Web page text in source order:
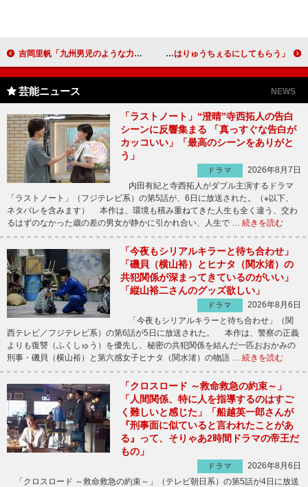
吉岡里帆「九州男児のような力強い方が好き」 バレンタインは「影武者のように知らんぷりをしようかな」 ダチョウ倶楽部、ぺこに夫婦円満の秘訣を助言 「我慢はりゅうちぇるにしてもらう」
芸能ニュース NEWS
「ラストノート」“澄晴”寺西拓人の告白
シーンに反響集まる 「真っすぐな告白が
カッコいい」「最高のシーンをありがと
う」
ドラマ
2026年8月7日
内田有紀と寺西拓人がダブル主演するドラマ
「ラストノート」（フジテレビ系）の第5話が、6日に放送された。（※以下、
ネタバレを含みます） 本作は、環境も積み重ねてきた人生も全く違う、交わ
るはずのなかった歳の差の男女が静かに引かれ合い、人生で … 続きを読む
「今夜もシリアルキラーと待ち合わせ」
「磯貝（横山裕）とヒナタ（関水渚）の
共犯関係が深まってきているのがいい」
「縦山裕二さんのグッズ欲しい」
ドラマ
2026年8月6日
「今夜もシリアルキラーと待ち合わせ」（関
西テレビ／フジテレビ系）の第6話が5日に放送された。 本作は、警察の正義
よりも復讐（ふくしゅう）を優先し、秘密の共犯関係を結んだ一匹おおかみの
刑事・磯貝（横山裕）と第六感女子ヒナタ（関水渚）の物語 … 続きを読む
「クロスロード ～救命救急の約束～」
「人間関係、特に人を指導するのはすご
く難しいと感じた」「船越英一郎さんが
『刑事面に似ていると言われたことがあ
る』って、そりゃあ2時間ドラマの帝王だ
もの」
ドラマ
2026年8月6日
「クロスロード ～救命救急の約束～」（テレビ朝日系）の第5話が4日に放送